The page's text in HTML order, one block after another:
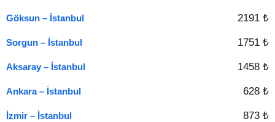
Göksun – İstanbul 2191 ₺
Sorgun – İstanbul 1751 ₺
Aksaray – İstanbul 1458 ₺
Ankara – İstanbul 628 ₺
İzmir – İstanbul 873 ₺